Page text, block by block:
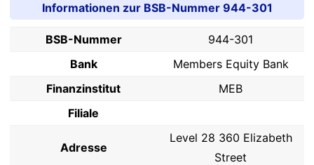
Informationen zur BSB-Nummer 944-301
BSB-Nummer
944-301
Bank
Members Equity Bank
Finanzinstitut
MEB
Filiale
Adresse
Level 28 360 Elizabeth
Street